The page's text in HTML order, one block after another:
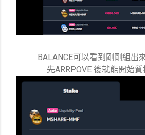
BALANCE可以看到剛剛組出
先ARRPOVE 後就能開始